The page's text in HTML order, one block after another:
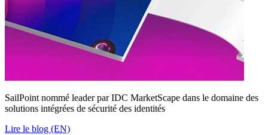
SailPoint nommé leader par IDC MarketScape dans le domaine des
solutions intégrées de sécurité des identités
Lire le blog (EN)